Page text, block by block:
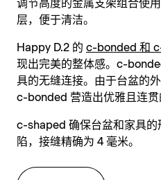
调节高度的金属支架组合使
层，便于清洁。
Happy D.2 的 c-bonded 和
现出完美的整体感。c-
具的无缝连接。由于台盆的
c-bonded 营造出优雅且连贯
c-shaped 确保台盆和家具的
陷，接缝精确为 4 毫米。